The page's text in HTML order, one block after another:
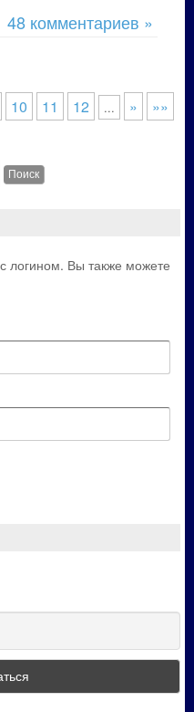
48 комментариев »
10 11 12 ... » »»
логином. Вы также можете